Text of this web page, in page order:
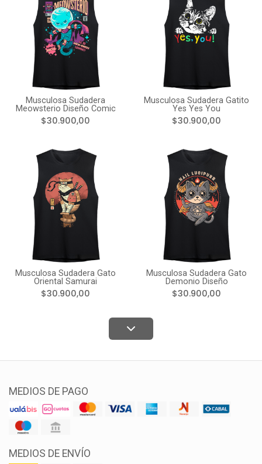
Musculosa Sudadera
Meowsterio Diseño Comic
$30.900,00
Musculosa Sudadera Gatito
Yes Yes You
$30.900,00
Musculosa Sudadera Gato
Oriental Samurai
$30.900,00
Musculosa Sudadera Gato
Demonio Diseño
$30.900,00
MEDIOS DE PAGO
MEDIOS DE ENVÍO